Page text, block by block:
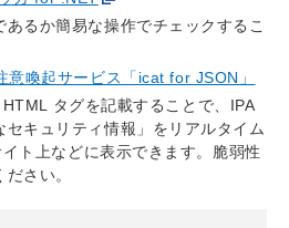
あるか簡易な操作でチェックするこ
意喚起サービス「icat for JSON」
タグを記載することで、IPA
キュリティ情報」をリアルタイム
ト上などに表示できます。脆弱性
さい。